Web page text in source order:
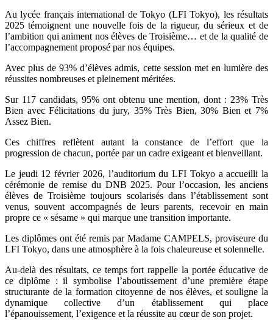
Au lycée français international de Tokyo (LFI Tokyo), les résultats
2025 témoignent une nouvelle fois de la rigueur, du sérieux et de
l’ambition qui animent nos élèves de Troisième… et de la qualité de
l’accompagnement proposé par nos équipes.
Avec plus de 93% d’élèves admis, cette session met en lumière des
réussites nombreuses et pleinement méritées.
Sur 117 candidats, 95% ont obtenu une mention, dont : 23% Très
Bien avec Félicitations du jury, 35% Très Bien, 30% Bien et 7%
Assez Bien.
Ces chiffres reflètent autant la constance de l’effort que la
progression de chacun, portée par un cadre exigeant et bienveillant.
Le jeudi 12 février 2026, l’auditorium du LFI Tokyo a accueilli la
cérémonie de remise du DNB 2025. Pour l’occasion, les anciens
élèves de Troisième toujours scolarisés dans l’établissement sont
venus, souvent accompagnés de leurs parents, recevoir en main
propre ce « sésame » qui marque une transition importante.
Les diplômes ont été remis par Madame CAMPELS, proviseure du
LFI Tokyo, dans une atmosphère à la fois chaleureuse et solennelle.
Au-delà des résultats, ce temps fort rappelle la portée éducative de
ce diplôme : il symbolise l’aboutissement d’une première étape
structurante de la formation citoyenne de nos élèves, et souligne la
dynamique collective d’un établissement qui place
l’épanouissement, l’exigence et la réussite au cœur de son projet.